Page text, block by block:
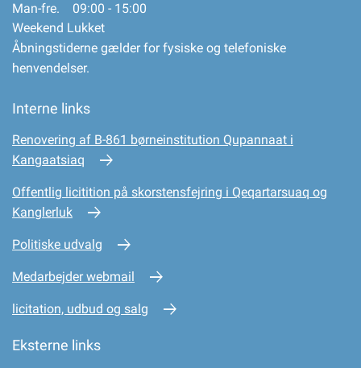
Man-fre. 09:00 - 15:00
Weekend Lukket
Åbningstiderne gælder for fysiske og telefoniske
henvendelser.
Interne links
Renovering af B-861 børneinstitution Qupannaat i
Kangaatsiaq
Offentlig licitition på skorstensfejring i Qeqartarsuaq og
Kanglerluk
Politiske udvalg
Medarbejder webmail
licitation, udbud og salg
Eksterne links